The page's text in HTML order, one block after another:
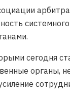
сегодня
органы,